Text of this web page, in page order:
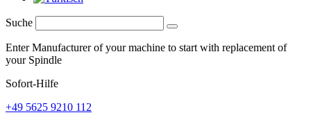
Suche
Enter Manufacturer of your machine to start with replacement of
your Spindle
Sofort-Hilfe
+49 5625 9210 112